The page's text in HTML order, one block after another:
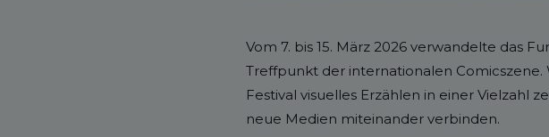
Vom 7. bis 15. März 2026 verwandelte das
Treffpunkt der internationalen
Festival visuelles Erzählen in einer Vielzahl
neue Medien miteinander verbinden.